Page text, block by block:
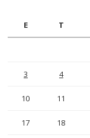
E
T
3 4
10 11
17 18